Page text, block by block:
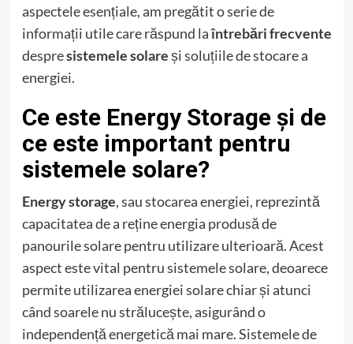
aspectele esențiale, am pregătit o serie de
informații utile care răspund laîntrebări frecvente
despresistemele solareși soluțiile de stocare a
energiei.
Ce este Energy Storage și de
ce este important pentru
sistemele solare?
Energy storage, sau stocarea energiei, reprezintă
capacitatea de a reține energia produsă de
panourile solare pentru utilizare ulterioară. Acest
aspect este vital pentru sistemele solare, deoarece
permite utilizarea energiei solare chiar și atunci
când soarele nu strălucește, asigurând o
independență energetică mai mare. Sistemele de